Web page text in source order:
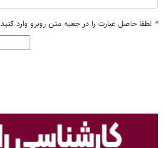
* لطفا حاصل عبارت را در جعبه متن روبرو وارد کنید